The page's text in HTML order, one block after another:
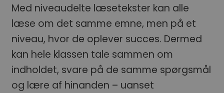
Med niveaudelte læsetekster kan alle
læse om det samme emne, men på et
niveau, hvor de oplever succes. Dermed
kan hele klassen tale sammen om
indholdet, svare på de samme spørgsmål
og lære af hinanden – uanset